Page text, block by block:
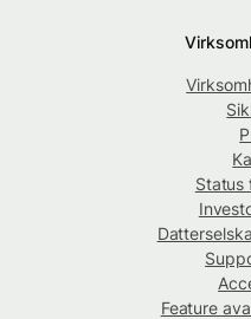
Status
Feature